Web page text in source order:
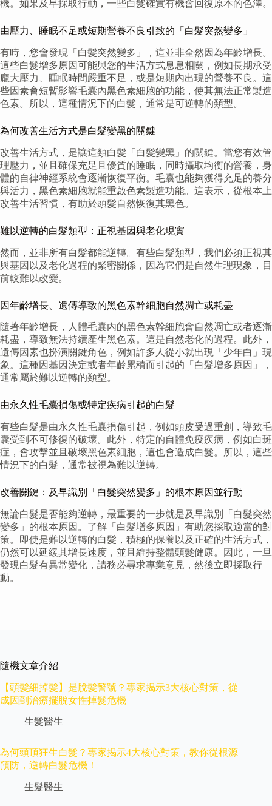
機。如果及早採取行動，一些白髮確實有機會回復原本的色澤。
由壓力、睡眠不足或短期營養不良引致的「白髮突然變多」
有時，您會發現「白髮突然變多」，這並非全然因為年齡增長。
這些白髮增多原因可能與您的生活方式息息相關，例如長期承受
龐大壓力、睡眠時間嚴重不足，或是短期內出現的營養不良。這
些因素會短暫影響毛囊內黑色素細胞的功能，使其無法正常製造
色素。所以，這種情況下的白髮，通常是可逆轉的類型。
為何改善生活方式是白髮變黑的關鍵
改善生活方式，是讓這類白髮「白髮變黑」的關鍵。當您有效管
理壓力，並且確保充足且優質的睡眠，同時攝取均衡的營養，身
體的自律神經系統會逐漸恢復平衡。毛囊也能夠獲得充足的養分
與活力，黑色素細胞就能重啟色素製造功能。這表示，從根本上
改善生活習慣，有助於頭髮自然恢復其黑色。
難以逆轉的白髮類型：正視基因與老化現實
然而，並非所有白髮都能逆轉。有些白髮類型，我們必須正視其
與基因以及老化過程的緊密關係，因為它們是自然生理現象，目
前較難以改變。
因年齡增長、遺傳導致的黑色素幹細胞自然凋亡或耗盡
隨著年齡增長，人體毛囊內的黑色素幹細胞會自然凋亡或者逐漸
耗盡，導致無法持續產生黑色素。這是自然老化的過程。此外，
遺傳因素也扮演關鍵角色，例如許多人從小就出現「少年白」現
象。這種因基因決定或者年齡累積而引起的「白髮增多原因」，
通常屬於難以逆轉的類型。
由永久性毛囊損傷或特定疾病引起的白髮
有些白髮是由永久性毛囊損傷引起，例如頭皮受過重創，導致毛
囊受到不可修復的破壞。此外，特定的自體免疫疾病，例如白斑
症，會攻擊並且破壞黑色素細胞，這也會造成白髮。所以，這些
情況下的白髮，通常被視為難以逆轉。
改善關鍵：及早識別「白髮突然變多」的根本原因並行動
無論白髮是否能夠逆轉，最重要的一步就是及早識別「白髮突然
變多」的根本原因。了解「白髮增多原因」有助您採取適當的對
策。即使是難以逆轉的白髮，積極的保養以及正確的生活方式，
仍然可以延緩其增長速度，並且維持整體頭髮健康。因此，一旦
發現白髮有異常變化，請務必尋求專業意見，然後立即採取行
動。
隨機文章介紹
【頭髮細掉髮】是脫髮警號？專家揭示3大核心對策，從
成因到治療擺脫女性掉髮危機
生髮醫生
為何頭頂狂生白髮？專家揭示4大核心對策，教你從根源
預防，逆轉白髮危機！
生髮醫生